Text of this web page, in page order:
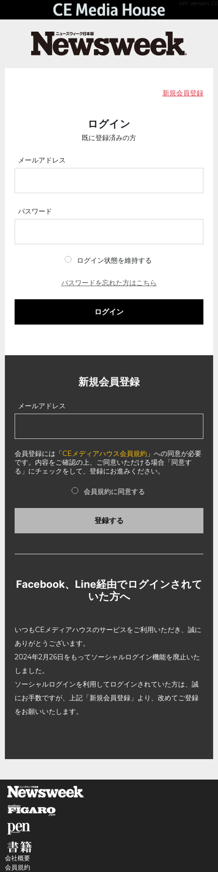
API Version 2.0
新規会員登録
ログイン
既に登録済みの方
メールアドレス
パスワード
ログイン状態を維持する
パスワードを忘れた方はこちら
ログイン
新規会員登録
メールアドレス
会員登録には「CEメディアハウス会員規約 」への同意が必要
です。内容をご確認の上、ご同意いただける場合「同意す
る」にチェックをして、登録にお進みください。
会員規約に同意する
登録する
Facebook、Line経由でログインされて
いた方へ
いつもCEメディアハウスのサービスをご利用いただき、誠に
ありがとうございます。
2024年2月26日をもってソーシャルログイン機能を廃止いた
しました。
ソーシャルログインを利用してログインされていた方は、誠
にお手数ですが、上記「新規会員登録」より、改めてご登録
をお願いいたします。
会社概要
会員規約